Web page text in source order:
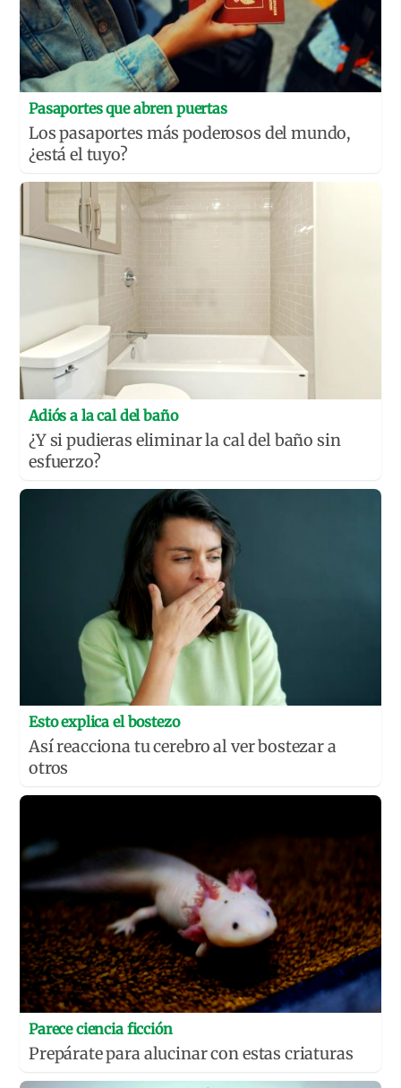
Pasaportes que abren puertas
Los pasaportes más poderosos del mundo,
¿está el tuyo?
Adiós a la cal del baño
¿Y si pudieras eliminar la cal del baño sin
esfuerzo?
Esto explica el bostezo
Así reacciona tu cerebro al ver bostezar a
otros
Parece ciencia ficción
Prepárate para alucinar con estas criaturas